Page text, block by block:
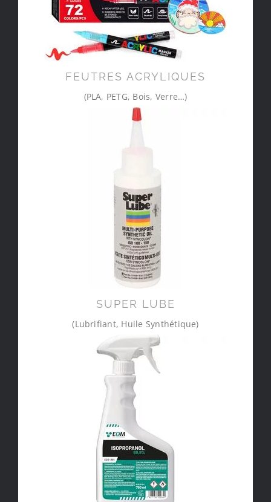
FEUTRES ACRYLIQUES
(PLA, PETG, Bois, Verre…)
SUPER LUBE
(Lubrifiant, Huile Synthétique)